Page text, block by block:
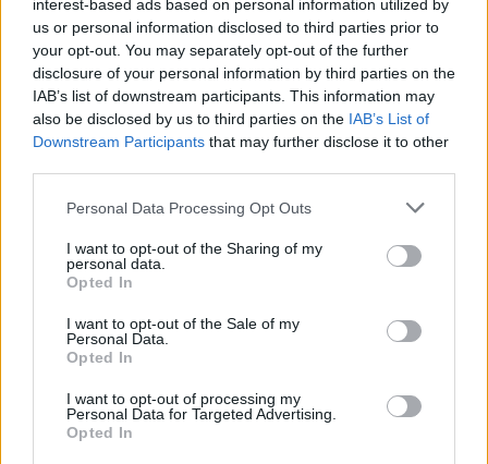
interest-based ads based on personal information utilized by
us or personal information disclosed to third parties prior to
your opt-out. You may separately opt-out of the further
disclosure of your personal information by third parties on the
IAB’s list of downstream participants. This information may
also be disclosed by us to third parties on the IAB’s List of
Downstream Participants that may further disclose it to other
Personal Data Processing Opt Outs
I want to opt-out of the Sharing of my
personal data.
Opted In
I want to opt-out of the Sale of my
Personal Data.
Opted In
I want to opt-out of processing my
Personal Data for Targeted Advertising.
Opted In
In evidenza